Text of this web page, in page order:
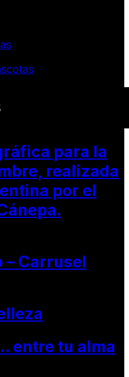
para la
realizada
por el
– Carrusel
entre tu alma